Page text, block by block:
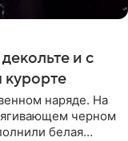
и с
курорте
наряде. На
черном
белая